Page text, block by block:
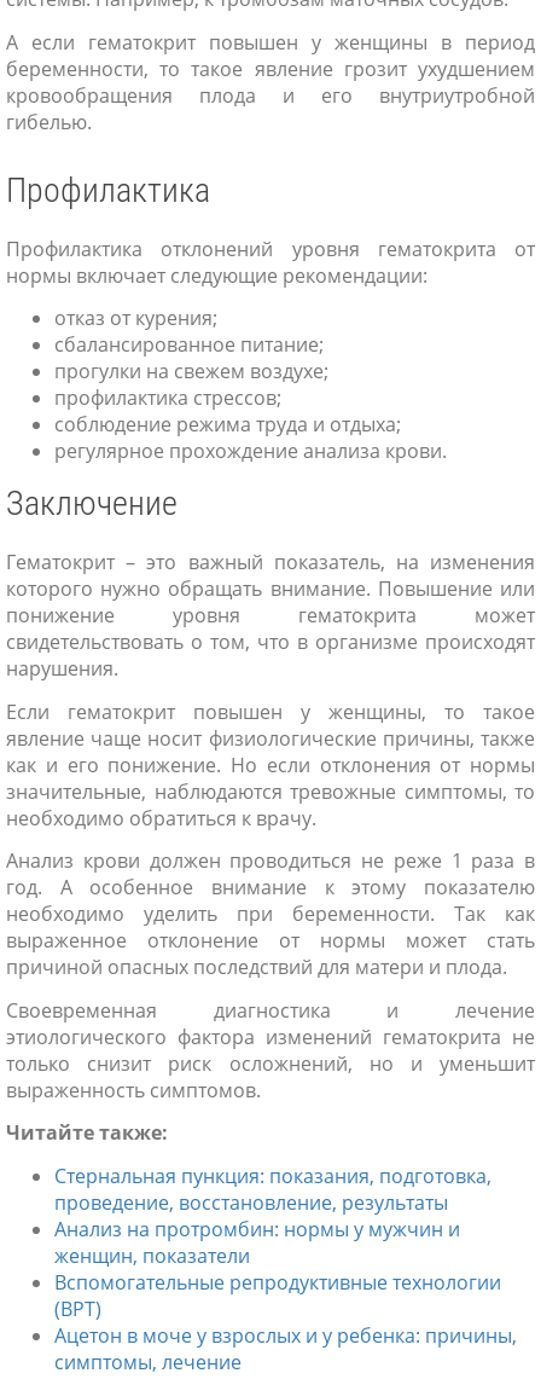
А если гематокрит повышен у женщины в период
беременности, то такое явление грозит ухудшением
кровообращения плода и его внутриутробной
гибелью.
Профилактика
Профилактика отклонений уровня гематокрита от
нормы включает следующие рекомендации:
отказ от курения;
сбалансированное питание;
прогулки на свежем воздухе;
профилактика стрессов;
соблюдение режима труда и отдыха;
регулярное прохождение анализа крови.
Заключение
Гематокрит – это важный показатель, на изменения
которого нужно обращать внимание. Повышение или
понижение уровня гематокрита может
свидетельствовать о том, что в организме происходят
нарушения.
Если гематокрит повышен у женщины, то такое
явление чаще носит физиологические причины, также
как и его понижение. Но если отклонения от нормы
значительные, наблюдаются тревожные симптомы, то
необходимо обратиться к врачу.
Анализ крови должен проводиться не реже 1 раза в
год. А особенное внимание к этому показателю
необходимо уделить при беременности. Так как
выраженное отклонение от нормы может стать
причиной опасных последствий для матери и плода.
Своевременная диагностика и лечение
этиологического фактора изменений гематокрита не
только снизит риск осложнений, но и уменьшит
выраженность симптомов.
Читайте также:
Стернальная пункция: показания, подготовка,
проведение, восстановление, результаты
Анализ на протромбин: нормы у мужчин и
женщин, показатели
Вспомогательные репродуктивные технологии
(ВРТ)
Ацетон в моче у взрослых и у ребенка: причины,
симптомы, лечение